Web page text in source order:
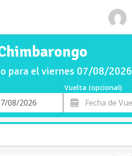
para el viernes 07/08/2026
Vuelta (opcional)
Fecha
de
Vuelta